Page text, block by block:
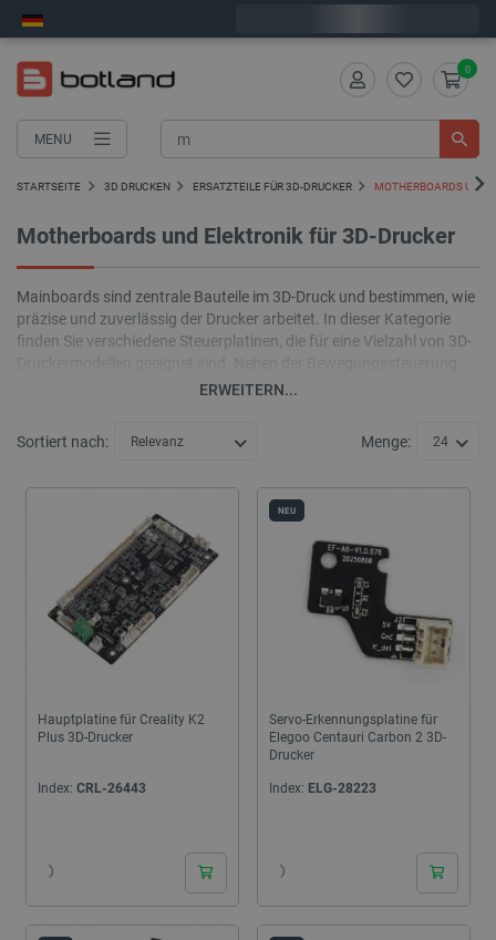
MENU
0
STARTSEITE 3D DRUCKEN ERSATZTEILE FÜR 3D-DRUCKER MOTHERBOARDS UND
Motherboards und Elektronik für 3D-Drucker
Mainboards sind zentrale Bauteile im 3D-Druck und bestimmen, wie
präzise und zuverlässig der Drucker arbeitet. In dieser Kategorie
finden Sie verschiedene Steuerplatinen, die für eine Vielzahl von 3D-
übernehmen sie Aufgaben wie die Temperaturregelung, die
technischer Dokumentation und schneller Verfügbarkeit.
ERWEITERN...
Sortiert nach: Relevanz Menge: 24
Hauptplatine für Creality K2
Plus 3D-Drucker
Index: CRL-26443
Servo-Erkennungsplatine für
Elegoo Centauri Carbon 2 3D-
Drucker
Index: ELG-28223
NEU